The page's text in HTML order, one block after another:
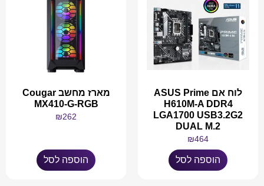
לוח אם ASUS Prime
H610M-A DDR4
LGA1700 USB3.2G2
DUAL M.2
₪464
הוספה לסל
מארז מחשב Cougar
MX410-G-RGB
₪262
הוספה לסל